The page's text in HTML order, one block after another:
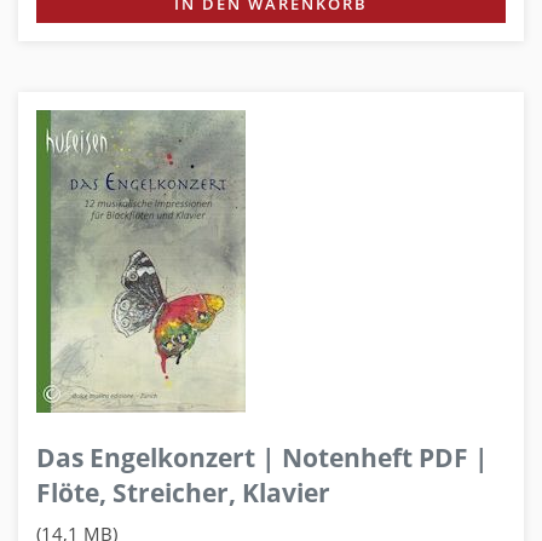
Das Engelkonzert | Notenheft PDF |
Flöte, Streicher, Klavier
(14,1 MB)